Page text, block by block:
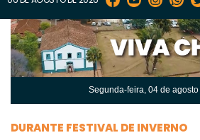
Segunda-feira, 04 de agosto
DURANTE FESTIVAL DE INVERNO